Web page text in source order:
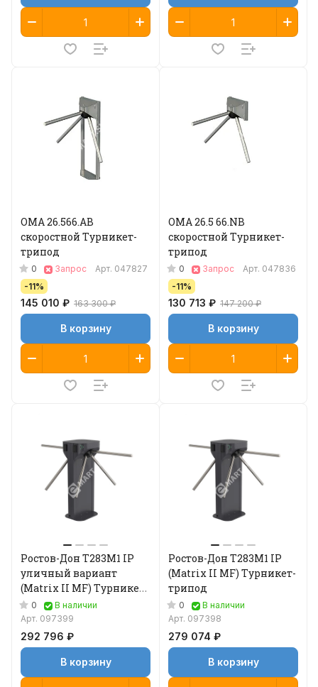
ОМА 26.566.AB
скоростной Турникет-
трипод
0 Запрос Арт. 047827
-11%
145 010 ₽ 163 300 ₽
В корзину
ОМА 26.5 66.NB
скоростной Турникет-
трипод
0 Запрос Арт. 047836
-11%
130 713 ₽ 147 200 ₽
В корзину
Ростов-Дон Т283М1 IP
уличный вариант
(Matrix II MF) Турникет-
трипод
0
В наличии
Арт. 097399
292 796 ₽
В корзину
Ростов-Дон Т283М1 IP
(Matrix II MF) Турникет-
трипод
0
В наличии
Арт. 097398
279 074 ₽
В корзину